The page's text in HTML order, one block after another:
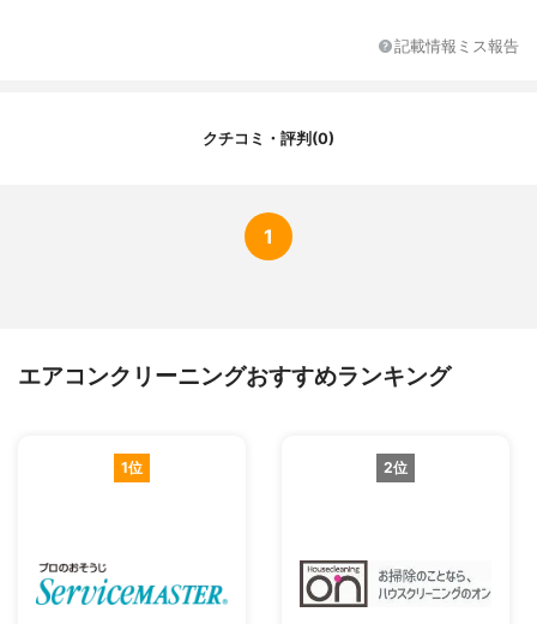
記載情報ミス報告
クチコミ・評判(0)
1
エアコンクリーニングおすすめランキング
1位 2位